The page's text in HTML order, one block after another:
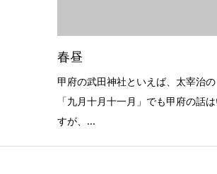
春昼
甲府の武田神社といえば、太宰治
「九月十月十一月」でも甲府の話
すが、...